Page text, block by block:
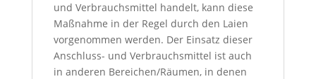
und Verbrauchsmittel handelt, kann diese
Maßnahme in der Regel durch den Laien
vorgenommen werden. Der Einsatz dieser
Anschluss- und Verbrauchsmittel ist auch
in anderen Bereichen/Räumen, in denen